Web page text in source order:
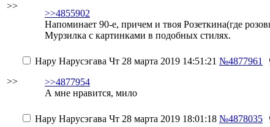
>>
>>4855902
Напоминает 90-е, причем и твоя Розеткина(где
Мурзилка с картинками в подобных стилях.
>>
Нару Нарусэгава Чт 28 марта 2019 14:51:21 №4877961
>>4877954
А мне нравится, мило
Нару Нарусэгава Чт 28 марта 2019 18:01:18 №4878035